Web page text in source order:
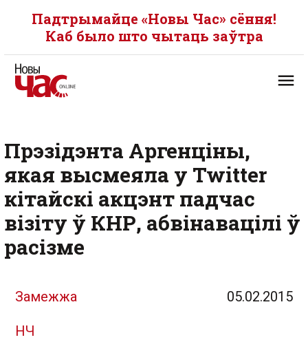
Падтрымайце «Новы Час» сёння!
Каб было што чытаць заўтра
Прэзідэнта Аргенціны,
якая высмеяла у Twitter
кітайскі акцэнт падчас
візіту ў КНР, абвінавацілі ў
расізме
Замежжа 05.02.2015
НЧ